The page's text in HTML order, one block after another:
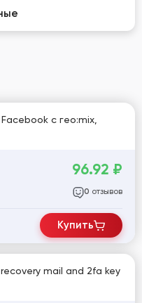
с гео:mix,
96.92 ₽
0 отзывов
Купить
mail and 2fa key